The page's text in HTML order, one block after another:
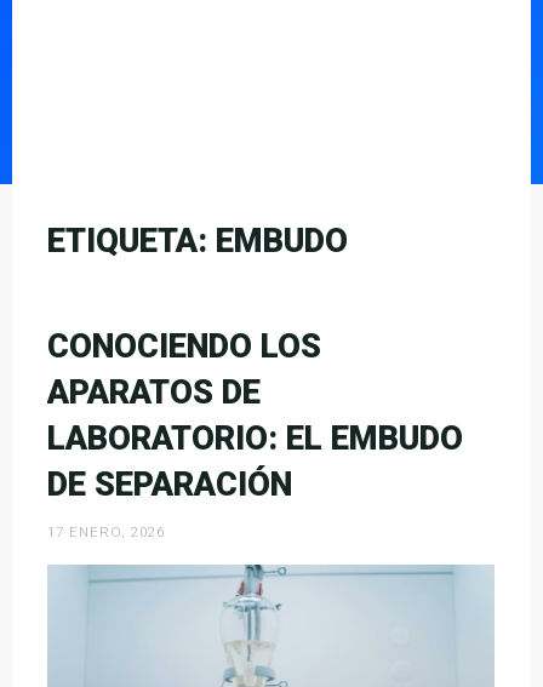
ETIQUETA: EMBUDO
CONOCIENDO LOS
APARATOS DE
LABORATORIO: EL EMBUDO
DE SEPARACIÓN
17 ENERO, 2026